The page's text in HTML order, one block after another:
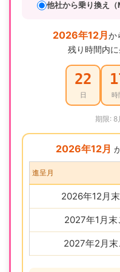
他社から乗り換え（
2026年12月 か
残り時間内
22
日 時
期限: 8
2026年12月
進呈月
2026年12月
2027年1月末
2027年2月末